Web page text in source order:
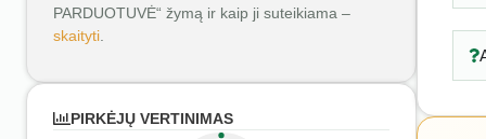
PARDUOTUVĖ“ žymą ir kaip ji suteikiama –
skaityti
PIRKĖJŲ VERTINIMAS